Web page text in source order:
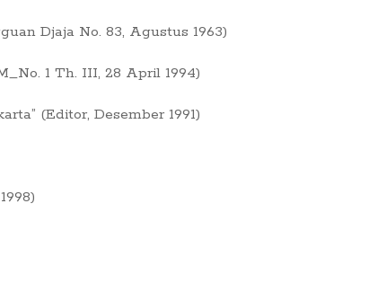
Djaja No. 83, Agustus 1963)
1 Th. III, 28 April 1994)
(Editor, Desember 1991)